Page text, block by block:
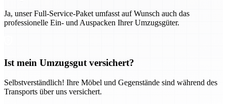
Ja, unser Full-Service-Paket umfasst auf Wunsch auch das
professionelle Ein- und Auspacken Ihrer Umzugsgüter.
Ist mein Umzugsgut versichert?
Selbstverständlich! Ihre Möbel und Gegenstände sind während des
Transports über uns versichert.